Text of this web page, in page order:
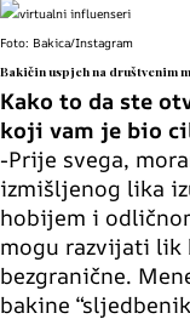
Foto: Bakica/Instagram
Bakičin uspjeh na društvenim
Kako to da ste
koji vam je bio
-Prije svega,
izmišljenog lika
hobijem i
mogu razvijati lik
bezgranične.
bakine